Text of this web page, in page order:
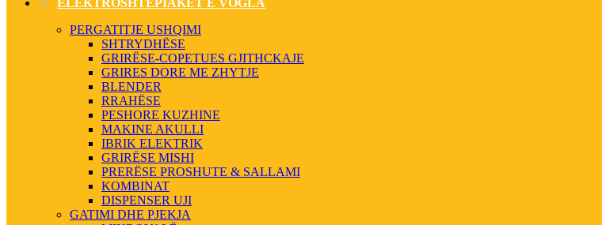
ELEKTROSHTËPIAKET E VOGLA
PERGATITJE USHQIMI
SHTRYDHËSE
GRIRËSE-COPETUES GJITHCKAJE
GRIRES DORE ME ZHYTJE
BLENDER
RRAHËSE
PESHORE KUZHINE
MAKINE AKULLI
IBRIK ELEKTRIK
GRIRËSE MISHI
PRERËSE PROSHUTE & SALLAMI
KOMBINAT
DISPENSER UJI
GATIMI DHE PJEKJA